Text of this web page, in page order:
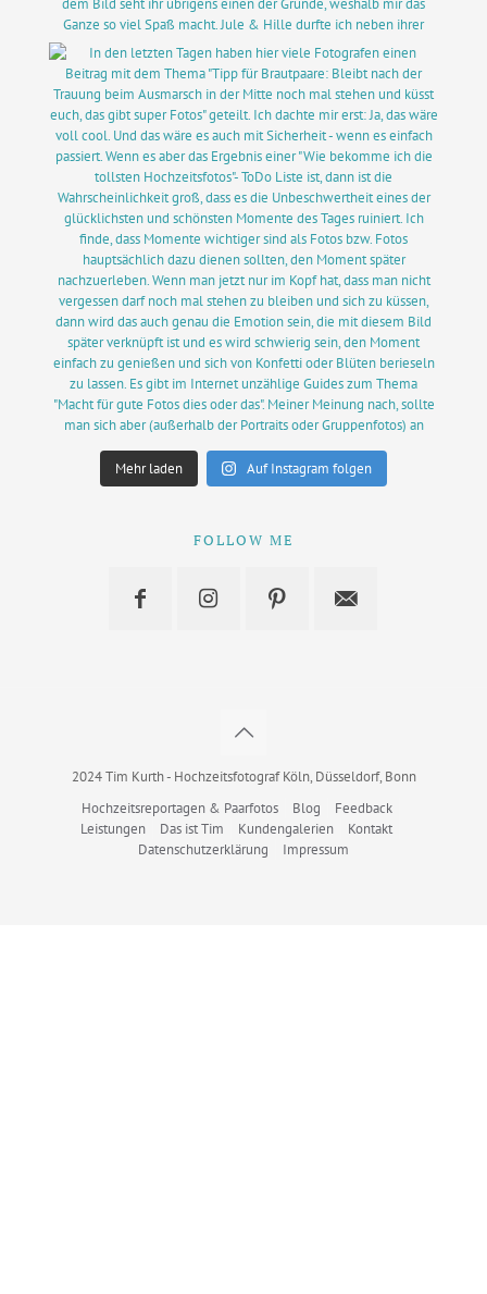
Mehr laden Auf Instagram folgen
FOLLOW ME
2024 Tim Kurth - Hochzeitsfotograf Köln, Düsseldorf, Bonn
Hochzeitsreportagen & Paarfotos
Blog
Feedback
Leistungen
Das ist Tim Kundengalerien
Kontakt
Datenschutzerklärung
Impressum